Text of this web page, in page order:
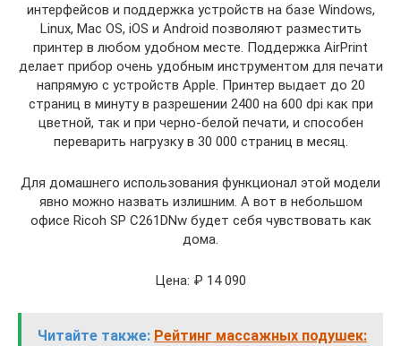
интерфейсов и поддержка устройств на базе Windows,
Linux, Mac OS, iOS и Android позволяют разместить
принтер в любом удобном месте. Поддержка AirPrint
делает прибор очень удобным инструментом для печати
напрямую с устройств Apple. Принтер выдает до 20
страниц в минуту в разрешении 2400 на 600 dpi как при
цветной, так и при черно-белой печати, и способен
переварить нагрузку в 30 000 страниц в месяц.
Для домашнего использования функционал этой модели
явно можно назвать излишним. А вот в небольшом
офисе Ricoh SP C261DNw будет себя чувствовать как
дома.
Цена: ₽ 14 090
Читайте также: Рейтинг массажных подушек: